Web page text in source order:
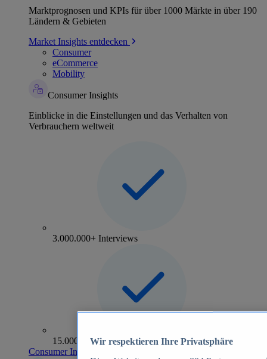
Marktprognosen und KPIs für über 1000 Märkte in über 190
Ländern & Gebieten
Market Insights entdecken
Consumer
eCommerce
Mobility
Consumer Insights
Einblicke in die Einstellungen und das Verhalten von
Verbrauchern weltweit
3.000.000+ Interviews
15.000+ Marken
Consumer Insights entdecken
Wir respektieren Ihre Privatsphäre